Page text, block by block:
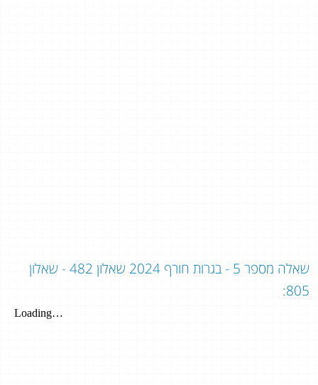
שאלה מספר 5 - בגרות חורף 2024 שאלון 482 - שאלון
805: